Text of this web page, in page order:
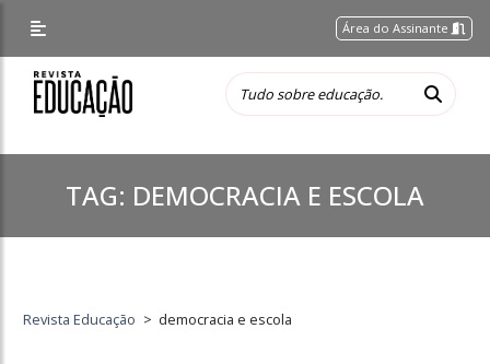
Área do Assinante
TAG: DEMOCRACIA E ESCOLA
Revista Educação > democracia e escola